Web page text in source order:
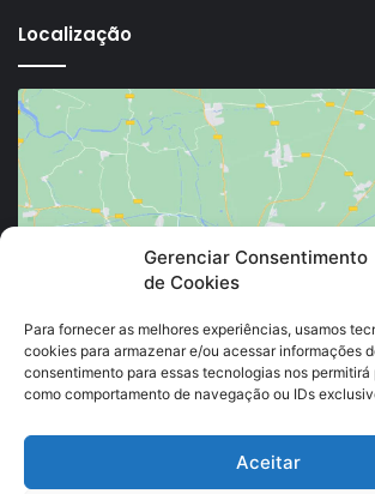
Gerenciar Consentimento
de Cookies
Para fornecer as melhores experiências, usamos
cookies para armazenar e/ou acessar informações
consentimento para essas tecnologias nos permitirá
como comportamento de navegação ou IDs
Aceitar
Localização
Clique para aceitar os cookies
ativar este conteúdo